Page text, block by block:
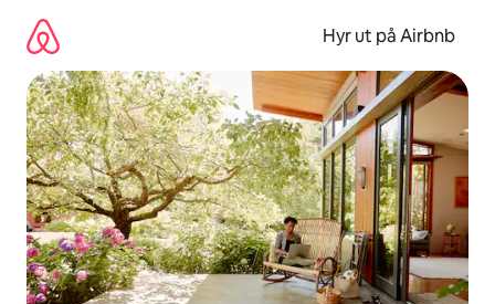
innehåll
Hyr ut på Airbnb